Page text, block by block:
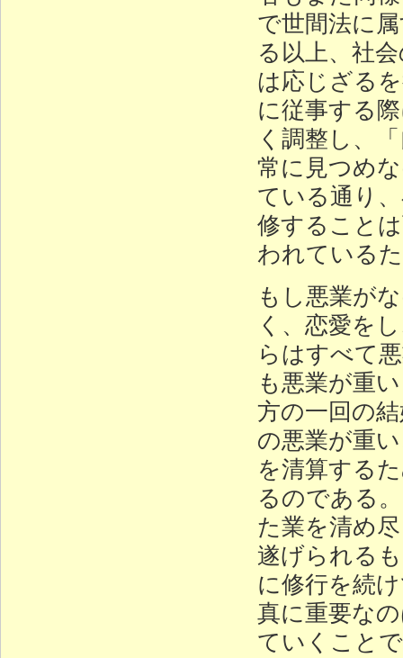
で世間法に
る以上、社
は応じざる
に従事する
く調整し、
常に見つめ
ている通り
修すること
われている
もし悪業が
く、恋愛を
らはすべて
も悪業が重
方の一回の
の悪業が重
を清算する
るのである
た業を清め
遂げられる
に修行を続
真に重要な
ていくこと